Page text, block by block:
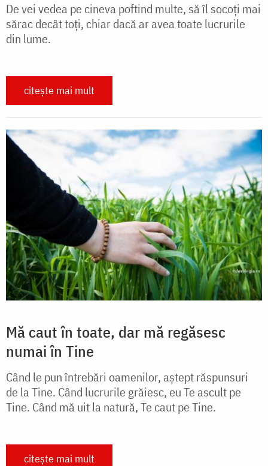
De vei vedea pe cineva poftind multe, să îl socoți mai
sărac decât toți, chiar dacă ar avea toate lucrurile
din lume.
citește mai mult
Mă caut în toate, dar mă regăsesc
numai în Tine
Când le pun întrebări oamenilor, aștept răspunsuri
de la Tine. Când lucrurile grăiesc, eu Te ascult pe
Tine. Când mă uit la natură, Te caut pe Tine.
citește mai mult